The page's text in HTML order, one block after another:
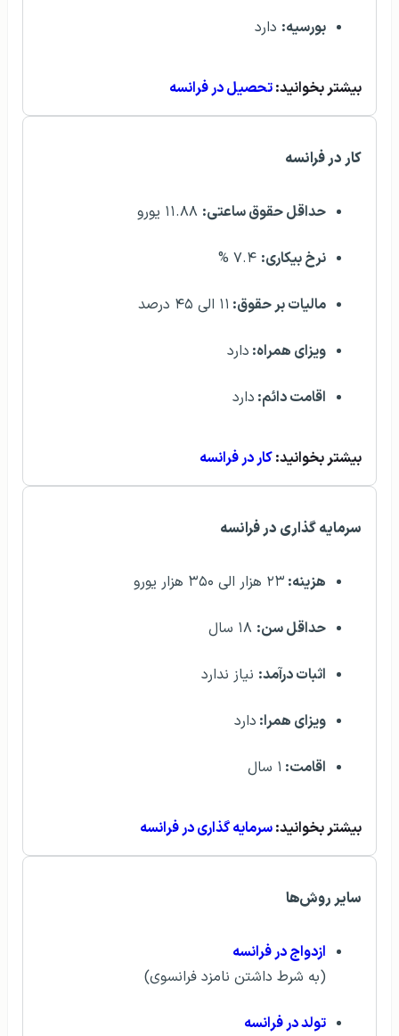
بورسیه: دارد
بیشتر بخوانید:تحصیل در فرانسه
کار در فرانسه
حداقل حقوق ساعتی:
نرخ بیکاری:
مالیات بر حقوق: ۱۱ الی ۴۵ درصد
ویزای همراه: دارد
اقامت دائم: دارد
بیشتر بخوانید:کار در فرانسه
سرمایه گذاری در فرانسه
هزینه: ۲۳ هزار الی ۳۵۰ هزار یورو
حداقل سن:
اثبات درآمد: نیاز ندارد
ویزای همرا: دارد
اقامت: ۱ سال
بیشتر بخوانید:سرمایه گذاری در فرانسه
سایر روش‌ها
ازدواج در فرانسه
(به شرط داشتن نامزد فرانسوی)
تولد در فرانسه